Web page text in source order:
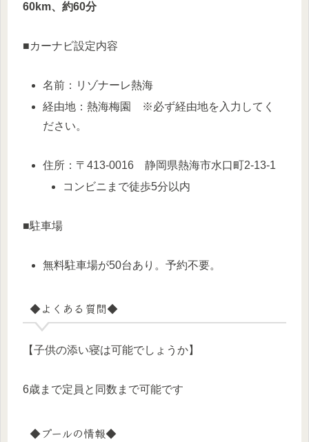
60km、約60分
■カーナビ設定内容
名前：リゾナーレ熱海
経由地：熱海梅園 ※必ず経由地を入力してく
ださい。
住所：〒413-0016 静岡県熱海市水口町2-13-1
コンビニまで徒歩5分以内
■駐車場
無料駐車場が50台あり。予約不要。
◆よくある質問◆
【子供の添い寝は可能でしょうか】
6歳まで定員と同数まで可能です
◆プールの情報◆